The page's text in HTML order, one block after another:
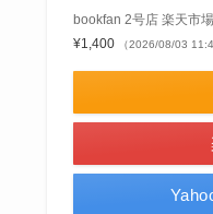
bookfan 2号店 楽天市
¥1,400
（2026/08/03